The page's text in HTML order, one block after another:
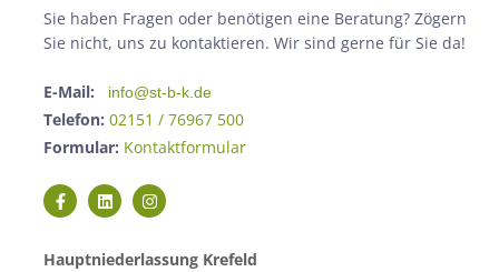
Sie haben Fragen oder benötigen eine Beratung? Zögern
Sie nicht, uns zu kontaktieren. Wir sind gerne für Sie da!
E-Mail: info@st-b-k.de
Telefon: 02151 / 76967 500
Formular: Kontaktformular
Hauptniederlassung Krefeld